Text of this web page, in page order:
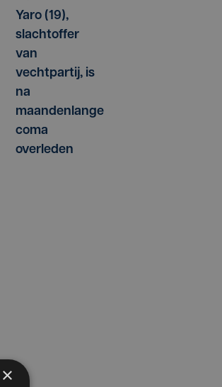
Yaro (19),
slachtoffer
van
vechtpartij, is
na
maandenlange
coma
overleden
×